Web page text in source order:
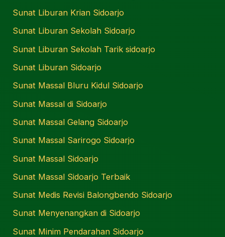
Sunat Liburan Krian Sidoarjo
Sunat Liburan Sekolah Sidoarjo
Sunat Liburan Sekolah Tarik sidoarjo
Sunat Liburan Sidoarjo
Sunat Massal Bluru Kidul Sidoarjo
Sunat Massal di Sidoarjo
Sunat Massal Gelang Sidoarjo
Sunat Massal Sarirogo Sidoarjo
Sunat Massal Sidoarjo
Sunat Massal Sidoarjo Terbaik
Sunat Medis Revisi Balongbendo Sidoarjo
Sunat Menyenangkan di Sidoarjo
Sunat Minim Pendarahan Sidoarjo